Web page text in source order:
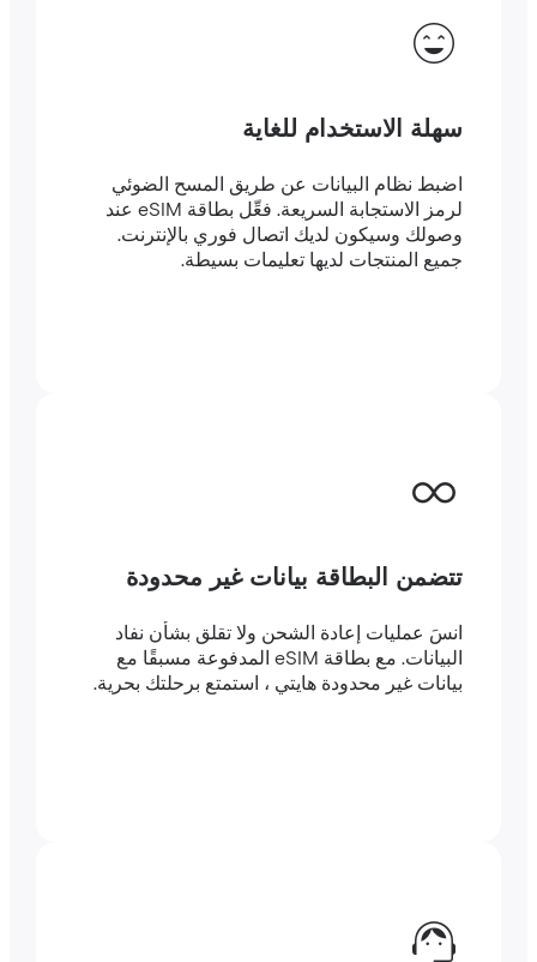
سهلة الاستخدام للغاية
اضبط نظام البيانات عن طريق المسح الضوئي
لرمز الاستجابة السريعة. فعِّل بطاقة eSIM عند
وصولك وسيكون لديك اتصال فوري بالإنترنت.
جميع المنتجات لديها تعليمات بسيطة.
تتضمن البطاقة بيانات غير محدودة
انسَ عمليات إعادة الشحن ولا تقلق بشأن نفاد
البيانات. مع بطاقة eSIM المدفوعة مسبقًا مع
بيانات غير محدودة هايتي ، استمتع برحلتك بحرية.